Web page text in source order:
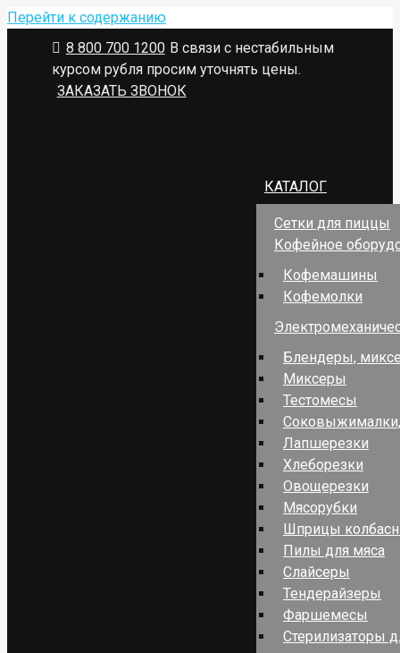
Перейти к содержанию
8 800 700 1200 В связи с нестабильным
курсом рубля просим уточнять цены.
ЗАКАЗАТЬ ЗВОНОК
КАТАЛОГ
Сетки для пиццы
Кофейное
Кофемашины
Кофемолки
Блендеры,
Миксеры
Тестомесы
Лапшерезки
Хлеборезки
Овощерезки
Мясорубки
Шприцы
Пилы для мяса
Слайсеры
Тендерайзеры
Фаршемесы
Стерилизаторы